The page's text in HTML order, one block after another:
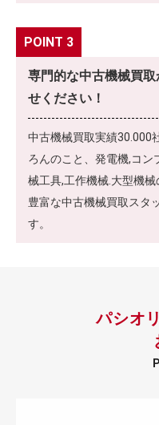
POINT 3
専門的な中古機械買
せください！
中古機械買取実績30.000
ろんのこと、発電機,コン
械工具,工作機械.大型機
豊富な中古機械買取スタ
す。
パシオ